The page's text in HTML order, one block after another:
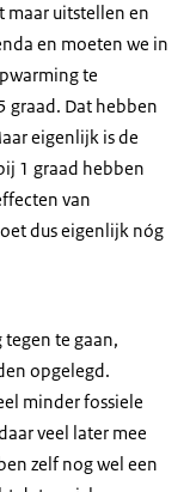
maar uitstellen en
en moeten we in
te
graad. Dat hebben
eigenlijk is de
1 graad hebben
van
dus eigenlijk nóg
te gaan,
opgelegd.
minder fossiele
veel later mee
zelf nog wel een